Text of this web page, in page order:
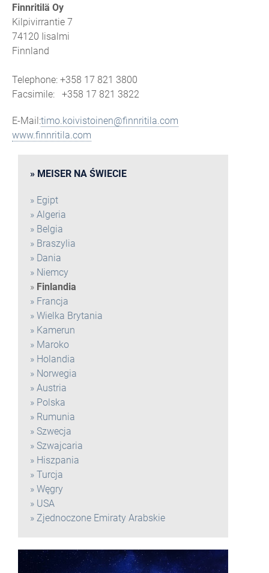
Finnritilä Oy
Kilpivirrantie 7
74120 Iisalmi
Finnland
Telephone: +358 17 821 3800
Facsimile: +358 17 821 3822
E-Mail:timo.koivistoinen@finnritila.com
www.finnritila.com
MEISER NA ŚWIECIE
Egipt
Algeria
Belgia
Braszylia
Dania
Niemcy
Finlandia
Francja
Wielka Brytania
Kamerun
Maroko
Holandia
Norwegia
Austria
Polska
Rumunia
Szwecja
Szwajcaria
Hiszpania
Turcja
Węgry
USA
Zjednoczone Emiraty Arabskie